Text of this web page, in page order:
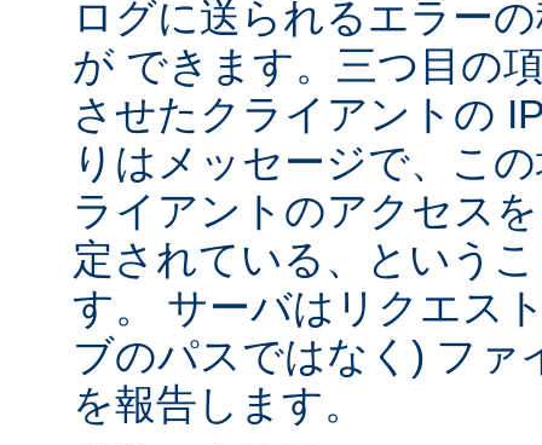
ログに送られるエラー
が できます。三つ目の
させたクライアントの
りはメッセージで、こ
ライアントのアクセス
定されている、という
す。 サーバはリクエス
ブのパスではなく) ファ
を報告します。